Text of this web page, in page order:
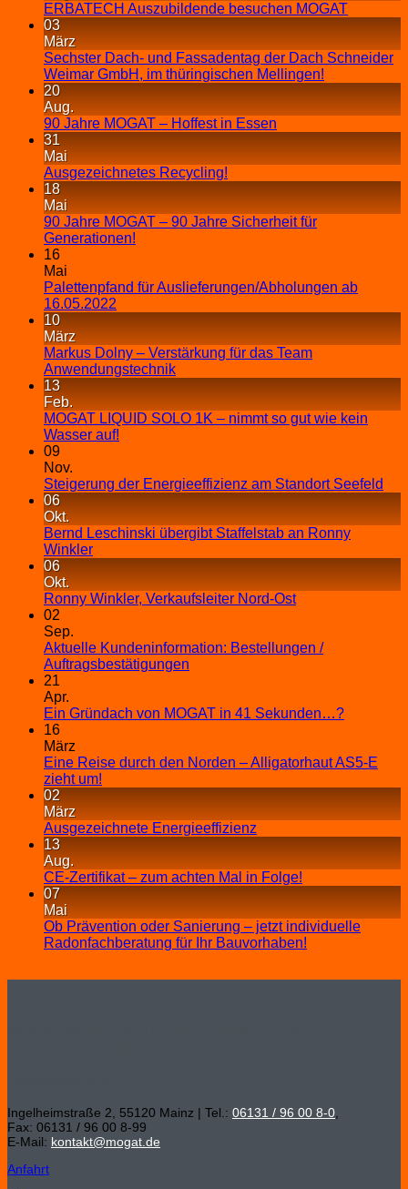
ERBATECH Auszubildende besuchen MOGAT
03
März
Sechster Dach- und Fassadentag der Dach Schneider
Weimar GmbH, im thüringischen Mellingen!
20
Aug.
90 Jahre MOGAT – Hoffest in Essen
31
Mai
Ausgezeichnetes Recycling!
18
Mai
90 Jahre MOGAT – 90 Jahre Sicherheit für
Generationen!
16
Mai
Palettenpfand für Auslieferungen/Abholungen ab
16.05.2022
10
März
Markus Dolny – Verstärkung für das Team
Anwendungstechnik
13
Feb.
MOGAT LIQUID SOLO 1K – nimmt so gut wie kein
Wasser auf!
09
Nov.
Steigerung der Energieeffizienz am Standort Seefeld
06
Okt.
Bernd Leschinski übergibt Staffelstab an Ronny
Winkler
06
Okt.
Ronny Winkler, Verkaufsleiter Nord-Ost
02
Sep.
Aktuelle Kundeninformation: Bestellungen /
Auftragsbestätigungen
21
Apr.
Ein Gründach von MOGAT in 41 Sekunden…?
16
März
Eine Reise durch den Norden – Alligatorhaut AS5-E
zieht um!
02
März
Ausgezeichnete Energieeffizienz
13
Aug.
CE-Zertifikat – zum achten Mal in Folge!
07
Mai
Ob Prävention oder Sanierung – jetzt individuelle
Radonfachberatung für Ihr Bauvorhaben!
Ingelheimstraße 2, 55120 Mainz | Tel.: 06131 / 96 00 8-0
Fax: 06131 / 96 00 8-99
E-Mail: kontakt@mogat.de
Anfahrt